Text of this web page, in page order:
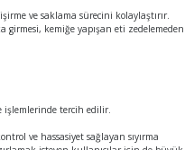
ve saklama sürecini kolaylaştırır.
girmesi, kemiğe yapışan eti zedelemeden
işlemlerinde tercih edilir.
ve hassasiyet sağlayan sıyırma